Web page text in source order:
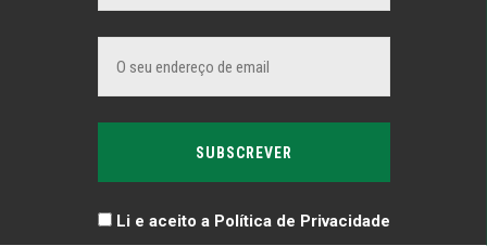
Li e aceito a Política de Privacidade